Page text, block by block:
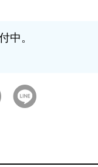
中。